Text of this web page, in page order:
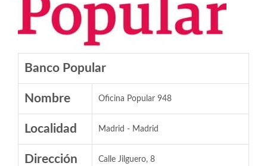
Banco Popular
Nombre Oficina Popular 948
Localidad Madrid - Madrid
Dirección Calle Jilguero, 8